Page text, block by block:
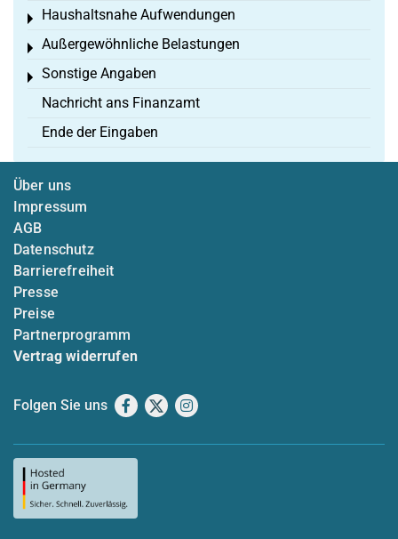
Haushaltsnahe Aufwendungen
Toggle menu
Außergewöhnliche Belastungen
Toggle menu
Sonstige Angaben
Toggle menu
Nachricht ans Finanzamt
Ende der Eingaben
Über uns
Impressum
AGB
Datenschutz
Barrierefreiheit
Presse
Preise
Partnerprogramm
Vertrag widerrufen
Folgen Sie uns Facebook
X Instagram